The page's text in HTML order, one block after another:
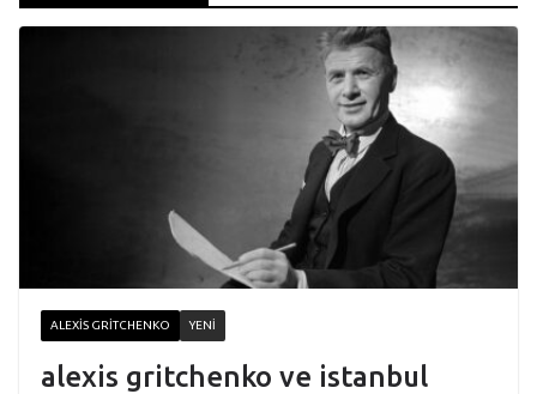
ALEXIS GRITCHENKO YENI
alexis gritchenko ve istanbul